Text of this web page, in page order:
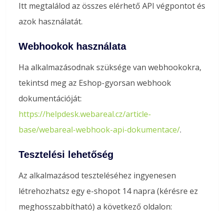
Itt megtalálod az összes elérhető API végpontot és
azok használatát.
Webhookok használata
Ha alkalmazásodnak szüksége van webhookokra,
tekintsd meg az Eshop-gyorsan webhook
dokumentációját:
https://helpdesk.webareal.cz/article-
base/webareal-webhook-api-dokumentace/.
Tesztelési lehetőség
Az alkalmazásod teszteléséhez ingyenesen
létrehozhatsz egy e-shopot 14 napra (kérésre ez
meghosszabbítható) a következő oldalon: